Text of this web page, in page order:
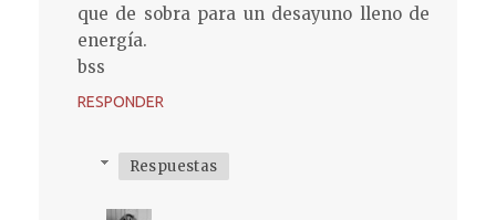
que de sobra para un desayuno lleno de
energía.
bss
RESPONDER
Respuestas